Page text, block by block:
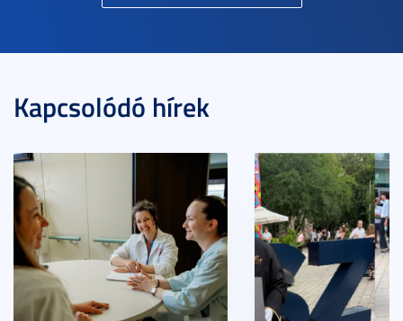
Kapcsolódó hírek